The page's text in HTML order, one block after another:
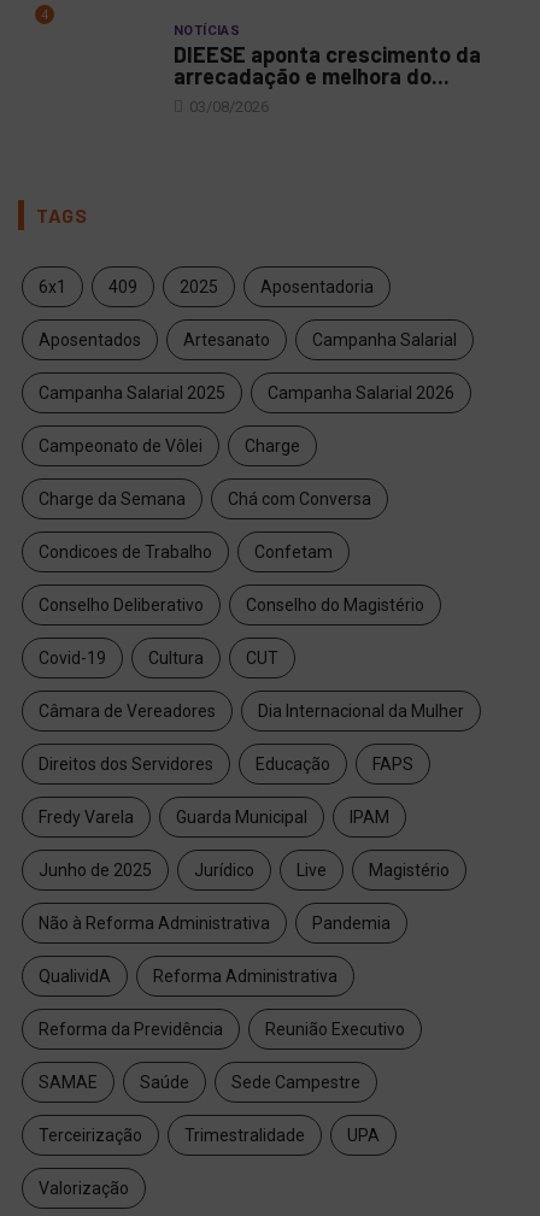
4
NOTÍCIAS
DIEESE aponta crescimento da
arrecadação e melhora do...
03/08/2026
TAGS
6x1 409 2025 Aposentadoria
Aposentados Artesanato Campanha Salarial
Campanha Salarial 2025 Campanha Salarial 2026
Campeonato de Vôlei Charge
Charge da Semana Chá com Conversa
Condicoes de Trabalho Confetam
Conselho Deliberativo Conselho do Magistério
Covid-19 Cultura CUT
Câmara de Vereadores Dia Internacional da Mulher
Direitos dos Servidores Educação FAPS
Fredy Varela Guarda Municipal IPAM
Junho de 2025 Jurídico Live Magistério
Não à Reforma Administrativa Pandemia
QualividA Reforma Administrativa
Reforma da Previdência Reunião Executivo
SAMAE Saúde Sede Campestre
Terceirização Trimestralidade UPA
Valorização